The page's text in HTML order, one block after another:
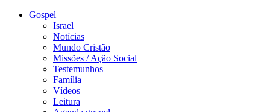
Gospel
Israel
Notícias
Mundo Cristão
Missões / Ação Social
Testemunhos
Família
Vídeos
Leitura